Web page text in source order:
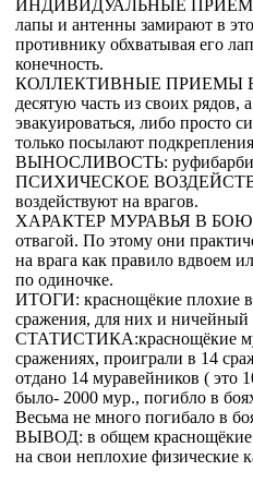
ИНДИВИДУАЛЬНЫЕ ПРИЕМЫ
лапы и антенны замирают в
противнику обхватывая его
конечность.
КОЛЛЕКТИВНЫЕ ПРИЕМЫ БОЯ:
десятую часть из своих
эвакуироваться, либо просто
только посылают
ВЫНОСЛИВОСТЬ:
ПСИХИЧЕСКОЕ
воздействуют на врагов.
ХАРАКТЕР МУРАВЬЯ В БОЮ:
отвагой. По этому они
на врага как правило вдвоем
по одиночке.
ИТОГИ: краснощёкие плохие
сражения, для них и ничейный
СТАТИСТИКА:краснощёкие
сражениях, проиграли в 14
отдано 14 муравейников ( это
было- 2000 мур., погибло в
Весьма не много погибало в
ВЫВОД: в общем краснощёкие
на свои неплохие физические